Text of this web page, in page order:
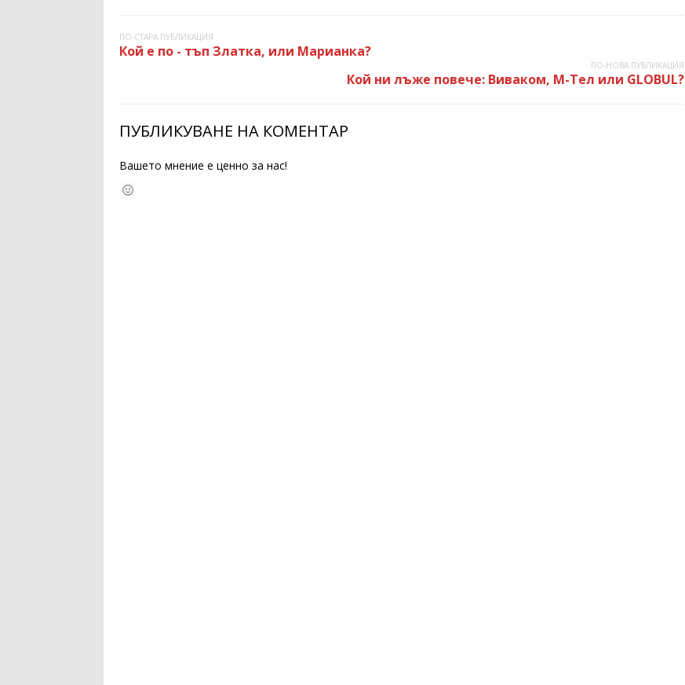
ПО-СТАРА ПУБЛИКАЦИЯ
Кой е по - тъп Златка, или Марианка?
ПО-НОВА ПУБЛИКАЦИЯ
Кой ни лъже повече: Виваком, М-Тел или GLOBUL?
ПУБЛИКУВАНЕ НА КОМЕНТАР
Вашето мнение е ценно за нас!